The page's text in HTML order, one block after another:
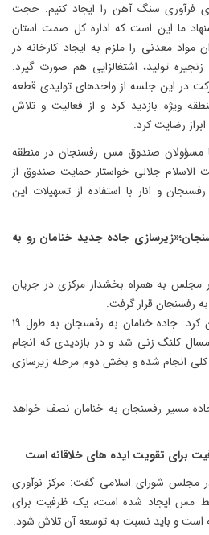
فرآوری سنگ آهن را ایجاد کنیم. حجت
ما این است که اداره کل صمت استان
مواد معدنی را ملزم به ایجاد کارخانه در
تولید، اشتغالزایی هم صورت گیرد.
در این جلسه از واحدهای تولیدی قطعه
ویژه بازدید کرد و از فعالیت و تلاش
رضایت کرد.
مسؤولان صندوق مس رفسنجان در منطقه
الاسلام جلالی خواستار حمایت صندوق از
و انار با استفاده از تسهیلات این
جاده جدید خنامان رو به
مجلس به همراه بخشدار مرکزی در جریان
رفسنجان قرار گرفت.
حجت الاسلام جلالی خاطرنشان کرد: جاده خنامان به رفسنجان به طول ۱۹
۱۱ شهریورماه امسال کلنگ زنی شد و در بازدیدی که انجام
انجام شده و بخش دوم مرحله زیرسازی
مسیر رفسنجان به خنامان نصف خواهد
برای تقویت ایده های خلاقانه است
در مجلس شورای اسلامی گفت: مرکز نوآوری
مس ایجاد شده است، یک ظرفیت برای
است و باید نسبت به توسعه آن تلاش شود.